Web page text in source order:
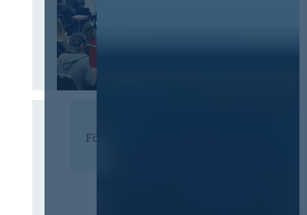
Beschaffungswesen und
Vergaberecht
Förderer